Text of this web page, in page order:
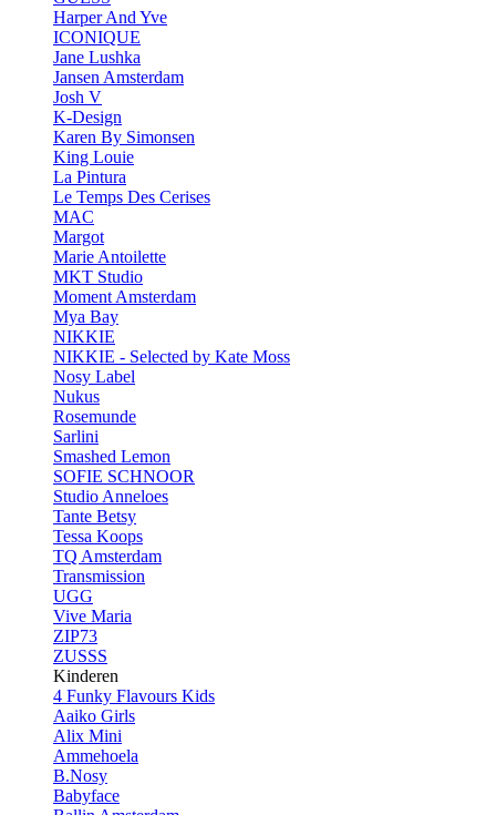
Harper And Yve
ICONIQUE
Jane Lushka
Jansen Amsterdam
Josh V
K-Design
Karen By Simonsen
King Louie
La Pintura
Le Temps Des Cerises
MAC
Margot
Marie Antoilette
MKT Studio
Moment Amsterdam
Mya Bay
NIKKIE
NIKKIE - Selected by Kate Moss
Nosy Label
Nukus
Rosemunde
Sarlini
Smashed Lemon
SOFIE SCHNOOR
Studio Anneloes
Tante Betsy
Tessa Koops
TQ Amsterdam
Transmission
UGG
Vive Maria
ZIP73
ZUSSS
Kinderen
4 Funky Flavours Kids
Aaiko Girls
Alix Mini
Ammehoela
B.Nosy
Babyface